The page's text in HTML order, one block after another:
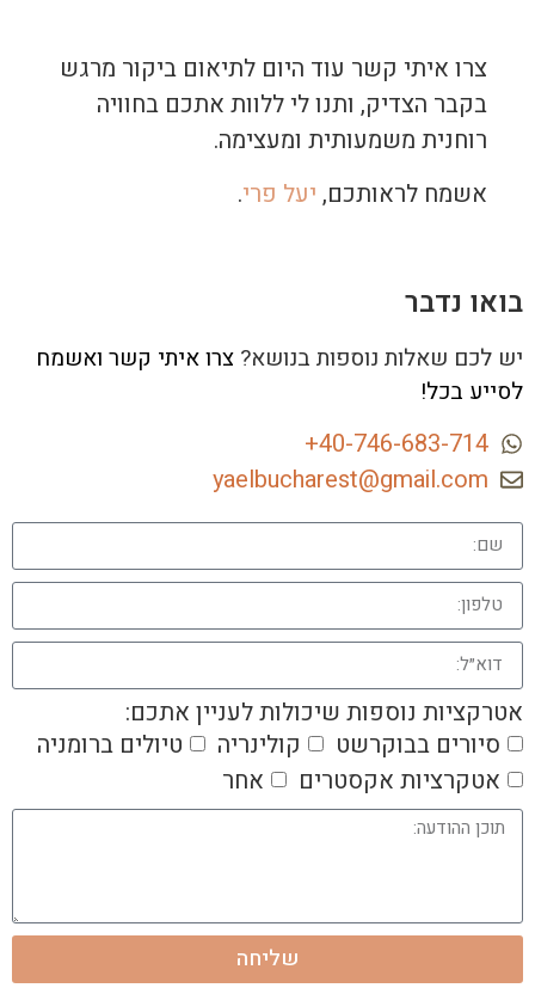
צרו איתי קשר עוד היום לתיאום ביקור מרגש
בקבר הצדיק, ותנו לי ללוות אתכם בחוויה
רוחנית משמעותית ומעצימה.
אשמח לראותכם, יעל פרי.
בואו נדבר
יש לכם שאלות נוספות בנושא? צרו איתי קשר ואשמח
לסייע בכל!
40-746-683-714+
yaelbucharest@gmail.com
אטרקציות נוספות שיכולות לעניין אתכם:
סיורים בבוקרשט
קולינריה
טיולים ברומניה
אטקרציות אקסטרים
אחר
שליחה